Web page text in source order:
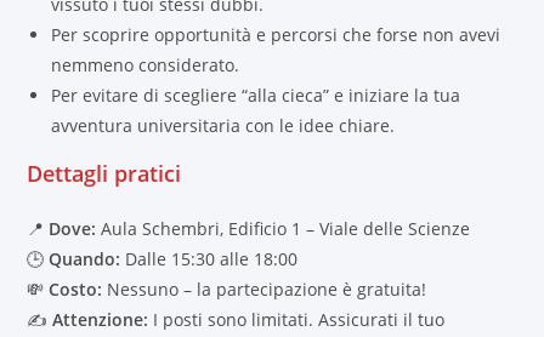
Per scoprire opportunità e percorsi che forse non avevi
nemmeno considerato.
Per evitare di scegliere “alla cieca” e iniziare la tua
avventura universitaria con le idee chiare.
Dettagli pratici
📍 Dove: Aula Schembri, Edificio 1 – Viale delle Scienze
🕒Quando: Dalle 15:30 alle 18:00
💸Costo: Nessuno – la partecipazione è gratuita!
✍️Attenzione: I posti sono limitati. Assicurati il tuo